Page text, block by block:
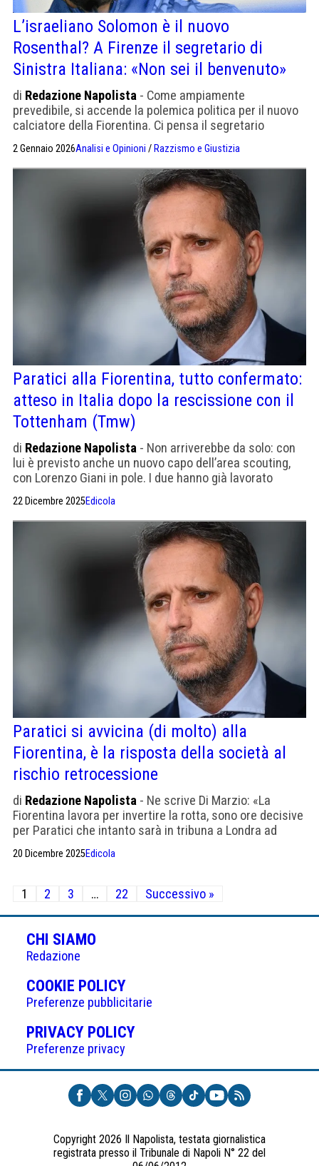
L’israeliano Solomon è il nuovo
Rosenthal? A Firenze il segretario di
Sinistra Italiana: «Non sei il benvenuto»
di Redazione Napolista - Come ampiamente
prevedibile, si accende la polemica politica per il nuovo
calciatore della Fiorentina. Ci pensa il segretario
provinciale di Sinistra Italiana. Nel '90 a Udine le scritte
a Rosenthal: “via gli ebrei dal Friuli”
2 Gennaio 2026Analisi e Opinioni / Razzismo e Giustizia
Paratici alla Fiorentina, tutto confermato:
atteso in Italia dopo la rescissione con il
Tottenham (Tmw)
di Redazione Napolista - Non arriverebbe da solo: con
lui è previsto anche un nuovo capo dell’area scouting,
con Lorenzo Giani in pole. I due hanno già lavorato
22 Dicembre 2025Edicola
Paratici si avvicina (di molto) alla
Fiorentina, è la risposta della società al
rischio retrocessione
di Redazione Napolista - Ne scrive Di Marzio: «La
Fiorentina lavora per invertire la rotta, sono ore decisive
per Paratici che intanto sarà in tribuna a Londra ad
20 Dicembre 2025Edicola
Paginazione
degli
articoli
1 2 3 … 22 Successivo »
CHI SIAMO
Redazione
COOKIE POLICY(APRE
IN
UNA
NUOVA
Preferenze pubblicitarie
PRIVACY POLICY(APRE
UNA
NUOVA
SCHEDA)
Preferenze privacy
Copyright 2026 Il Napolista, testata giornalistica
registrata presso il Tribunale di Napoli N° 22 del